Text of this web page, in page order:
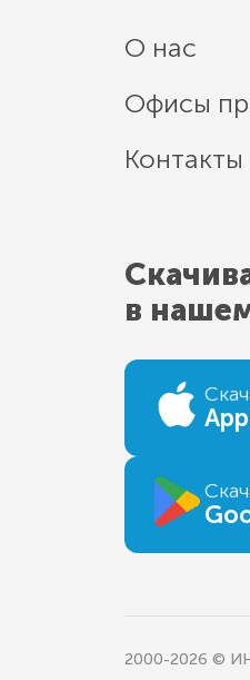
О нас
Офисы
Контакты
в
2000-2026 ©